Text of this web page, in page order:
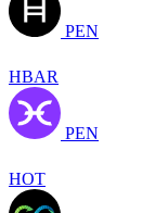
PEN
HBAR
PEN
HOT